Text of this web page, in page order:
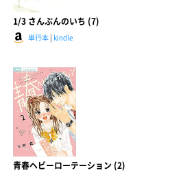
1/3 さんぶんのいち (7)
単行本| kindle
青春ヘビーローテーション (2)